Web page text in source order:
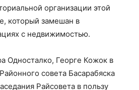
организации этой
который замешан в
с недвижимостью.
Односталко, Георге Кожок в
совета Басарабяска
Райсовета в пользу